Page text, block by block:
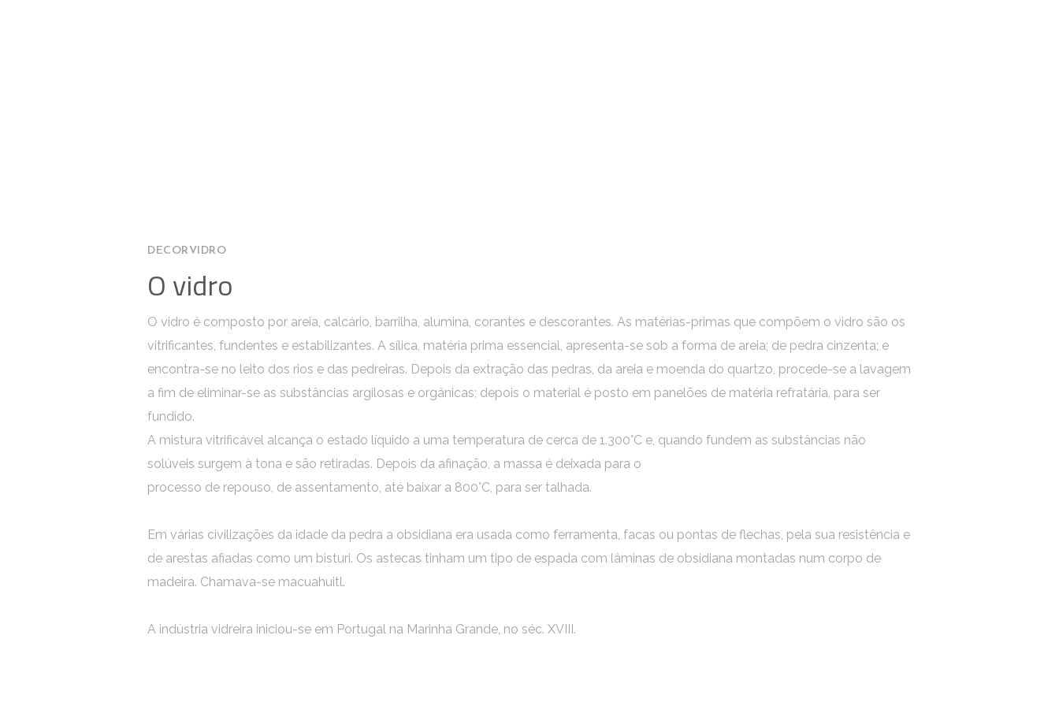
DECORVIDRO
O vidro
O vidro é composto por areia, calcário, barrilha, alumina, corantes e descorantes. As matérias-primas que compõem o vidro são os
vitrificantes, fundentes e estabilizantes. A sílica, matéria prima essencial, apresenta-se sob a forma de areia; de pedra cinzenta; e
encontra-se no leito dos rios e das pedreiras. Depois da extração das pedras, da areia e moenda do quartzo, procede-se a lavagem
a fim de eliminar-se as substâncias argilosas e orgânicas; depois o material é posto em panelões de matéria refratária, para ser
fundido.
A mistura vitrificável alcança o estado líquido a uma temperatura de cerca de 1.300°C e, quando fundem as substâncias não
solúveis surgem à tona e são retiradas. Depois da afinação, a massa é deixada para o
processo de repouso, de assentamento, até baixar a 800°C, para ser talhada.
Em várias civilizações da idade da pedra a obsidiana era usada como ferramenta, facas ou pontas de flechas, pela sua resistência e
de arestas afiadas como um bisturi. Os astecas tinham um tipo de espada com lâminas de obsidiana montadas num corpo de
madeira. Chamava-se macuahuitl.
A indústria vidreira iniciou-se em Portugal na Marinha Grande, no séc. XVIII.